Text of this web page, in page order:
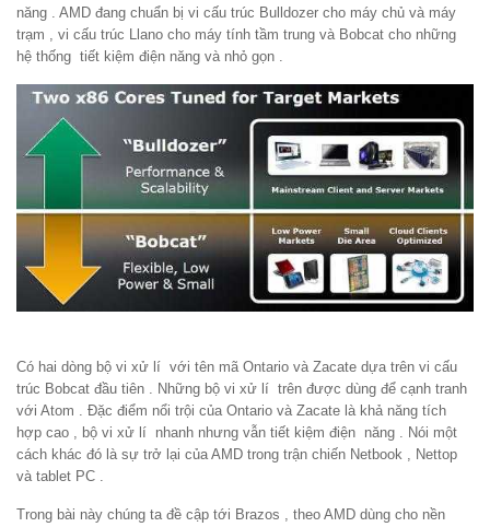
năng . AMD đang chuẩn bị vi cấu trúc Bulldozer cho máy chủ và máy
trạm , vi cấu trúc Llano cho máy tính tầm trung và Bobcat cho những
hệ thống tiết kiệm điện năng và nhỏ gọn .
Có hai dòng bộ vi xử lí với tên mã Ontario và Zacate dựa trên vi cấu
trúc Bobcat đầu tiên . Những bộ vi xử lí trên được dùng để cạnh tranh
với Atom . Đặc điểm nổi trội của Ontario và Zacate là khả năng tích
hợp cao , bộ vi xử lí nhanh nhưng vẫn tiết kiệm điện năng . Nói một
cách khác đó là sự trở lại của AMD trong trận chiến Netbook , Nettop
và tablet PC .
Trong bài này chúng ta đề cập tới Brazos , theo AMD dùng cho nền